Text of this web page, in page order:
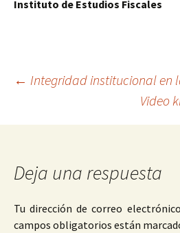
Instituto de Estudios Fiscales
de
entradas
← Integridad institucional en
Video
Deja una respuesta
Tu dirección de correo
campos obligatorios están